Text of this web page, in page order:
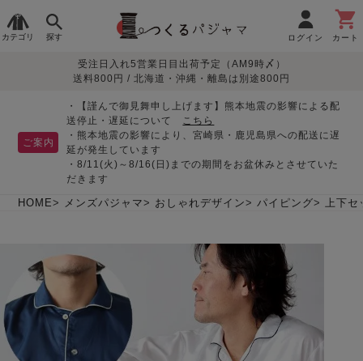
カテゴリ 探す ログイン カート
レディースパジャマ
春 秋 冬
生地で
さがす
オーガニック素材 サテン織り
目的別で
さがす
敏感肌用
パジャマ
入院・介護
胸が目立たない
マタニティ
パジャマ
ペアで
そろえたい
眠れる作務衣特集
デザインで
さがす
パジャマ
前開き かぶり ワンピース
夏パジャマ特集 つくるパジャマとは
お支払い・送料・配送
について
返品・交換について よくあるご質問
受注日入れ5営業日目出荷予定（AM9時〆）
送料800円 / 北海道・沖縄・離島は別途800円
ご案内
・【謹んで御見舞申し上げます】熊本地震の影響による配
送停止・遅延について こちら
・熊本地震の影響により、宮崎県・鹿児島県への配送に遅
延が発生しています
・8/11(火)～8/16(日)までの期間をお盆休みとさせていた
だきます
HOME メンズパジャマ おしゃれデザイン パイピング 上下セ